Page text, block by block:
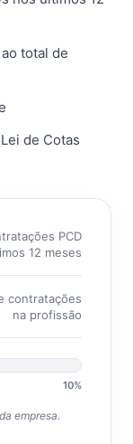
total de
de Cotas
PCD
12 meses
contratações
na profissão
10%
empresa.